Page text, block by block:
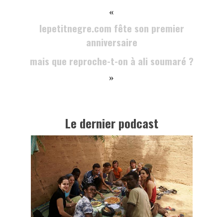
«
lepetitnegre.com fête son premier
anniversaire
mais que reproche-t-on à ali soumaré ?
»
Le dernier podcast